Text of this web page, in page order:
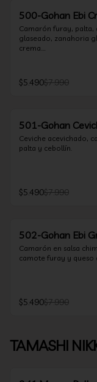
500-Gohan Ebi
Camarón furay, palta,
glaseado, zanahoria
crema.
$5.490$7.990
501-Gohan
Ceviche acevichado,
palta y cebollín.
$5.490$7.990
502-Gohan Ebi
Camarón en salsa
camote furay y queso
$5.490$7.990
TAMASHI